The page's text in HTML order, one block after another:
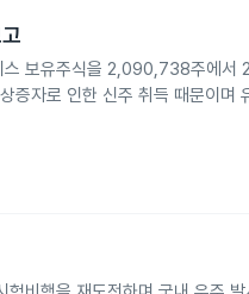
보유주식을 2,090,738주에서
자로 인한 신주 취득 때문이며